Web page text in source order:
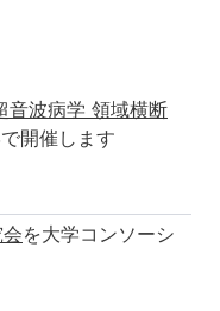
音波病学 領域横断
開催します
を大学コンソーシ